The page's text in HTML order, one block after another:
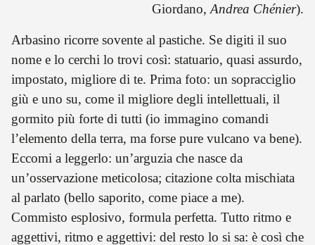
Giordano, Andrea Chénier).
Arbasino ricorre sovente al pastiche. Se digiti il suo
nome e lo cerchi lo trovi così: statuario, quasi assurdo,
impostato, migliore di te. Prima foto: un sopracciglio
giù e uno su, come il migliore degli intellettuali, il
gormito più forte di tutti (io immagino comandi
l’elemento della terra, ma forse pure vulcano va bene).
Eccomi a leggerlo: un’arguzia che nasce da
un’osservazione meticolosa; citazione colta mischiata
al parlato (bello saporito, come piace a me).
Commisto esplosivo, formula perfetta. Tutto ritmo e
aggettivi, ritmo e aggettivi: del resto lo si sa: è così che